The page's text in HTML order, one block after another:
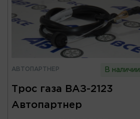
АВТОПАРТНЕР В наличии
Трос газа ВАЗ-2123
Автопартнер